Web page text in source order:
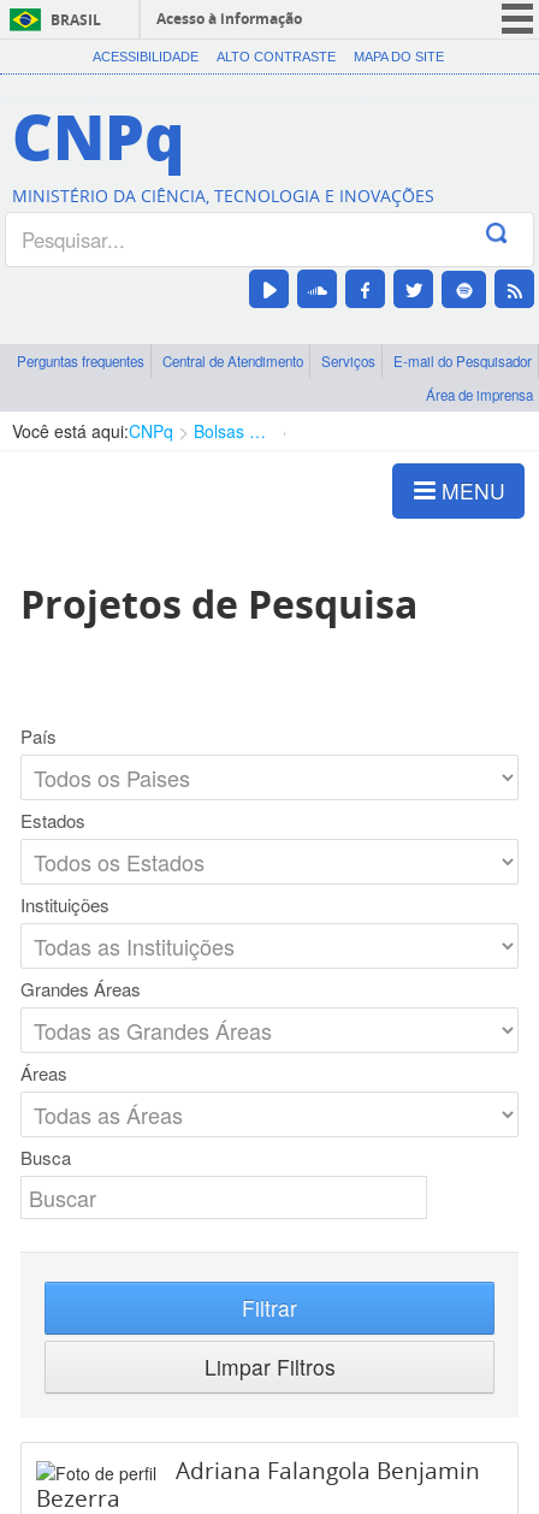
BRASIL
Acesso à informação
CORONAVÍRUS (COVID-19)
Canais
ACESSIBILIDADE ALTO CONTRASTE MAPA DO SITE
CNPq
MINISTÉRIO DA CIÊNCIA, TECNOLOGIA E INOVAÇÕES
Perguntas frequentes Central de Atendimento Serviços
E-mail do Pesquisador
Área de imprensa
Você está aqui:CNPq Bolsas e Auxílios Vigentes
MENU
Projetos de Pesquisa
País
Estados
Instituições
Grandes Áreas
Áreas
Busca
Filtrar
Limpar Filtros
Adriana Falangola Benjamin
Bezerra